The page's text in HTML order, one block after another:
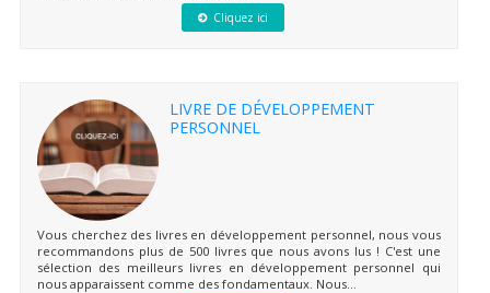
Cliquez ici
LIVRE DE DÉVELOPPEMENT
PERSONNEL
Vous cherchez des livres en développement personnel, nous vous
recommandons plus de 500 livres que nous avons lus ! C'est une
sélection des meilleurs livres en développement personnel qui
nous apparaissent comme des fondamentaux. Nous...